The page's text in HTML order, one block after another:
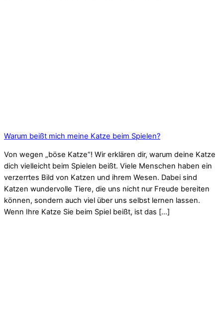
Warum beißt mich meine Katze beim Spielen?
Von wegen „böse Katze“! Wir erklären dir, warum deine Katze
dich vielleicht beim Spielen beißt. Viele Menschen haben ein
verzerrtes Bild von Katzen und ihrem Wesen. Dabei sind
Katzen wundervolle Tiere, die uns nicht nur Freude bereiten
können, sondern auch viel über uns selbst lernen lassen.
Wenn Ihre Katze Sie beim Spiel beißt, ist das […]